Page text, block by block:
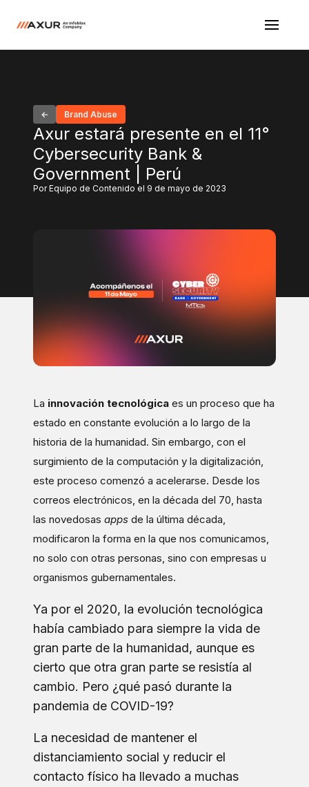
Brand Abuse
Axur estará presente en el 11°
Cybersecurity Bank &
Government | Perú
Por Equipo de Contenido el 9 de mayo de 2023
La innovación tecnológica es un proceso que ha
estado en constante evolución a lo largo de la
historia de la humanidad. Sin embargo, con el
surgimiento de la computación y la digitalización,
este proceso comenzó a acelerarse. Desde los
correos electrónicos, en la década del 70, hasta
las novedosas apps de la última década,
modificaron la forma en la que nos comunicamos,
no solo con otras personas, sino con empresas u
organismos gubernamentales.
Ya por el 2020, la evolución tecnológica
había cambiado para siempre la vida de
gran parte de la humanidad, aunque es
cierto que otra gran parte se resistía al
cambio. Pero ¿qué pasó durante la
pandemia de COVID-19?
La necesidad de mantener el
distanciamiento social y reducir el
contacto físico ha llevado a muchas